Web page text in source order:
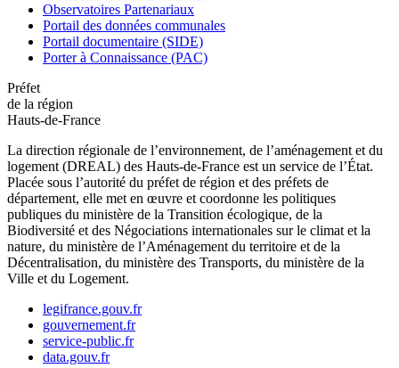
Observatoires Partenariaux
Portail des données communales
Portail documentaire (SIDE)
Porter à Connaissance (PAC)
Préfet
de la région
Hauts-de-France
La direction régionale de l’environnement, de l’aménagement et du
logement (DREAL) des Hauts-de-France est un service de l’État.
Placée sous l’autorité du préfet de région et des préfets de
département, elle met en œuvre et coordonne les politiques
publiques du ministère de la Transition écologique, de la
Biodiversité et des Négociations internationales sur le climat et la
nature, du ministère de l’Aménagement du territoire et de la
Décentralisation, du ministère des Transports, du ministère de la
Ville et du Logement.
legifrance.gouv.fr
gouvernement.fr
service-public.fr
data.gouv.fr